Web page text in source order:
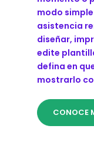
modo
asistencia
diseñar,
edite
defina en
mostrarlo
CONOCE